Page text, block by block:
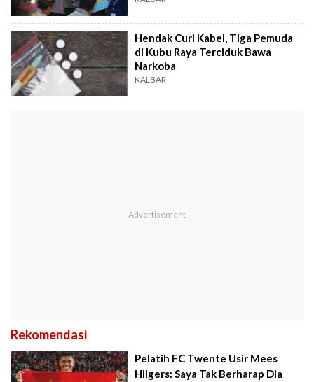
Hendak Curi Kabel, Tiga Pemuda
di Kubu Raya Terciduk Bawa
Narkoba
KALBAR
Rekomendasi
Pelatih FC Twente Usir Mees
Hilgers: Saya Tak Berharap Dia